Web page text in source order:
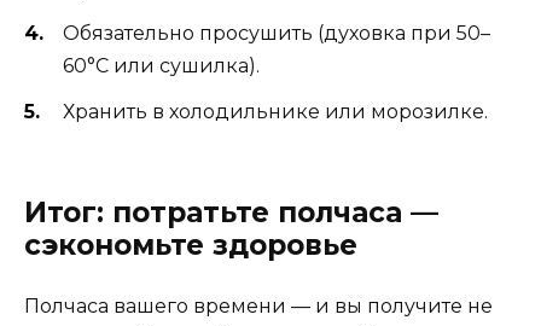
Обязательно просушить (духовка при 50–
60°C или сушилка).
Хранить в холодильнике или морозилке.
Итог: потратьте полчаса —
сэкономьте здоровье
Полчаса вашего времени — и вы получите не